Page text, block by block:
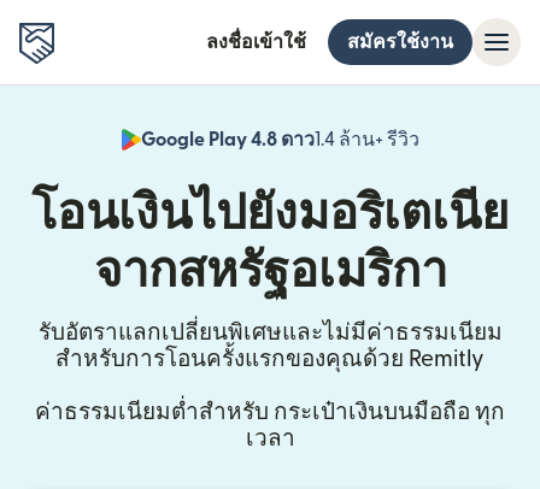
ลงชื่อเข้าใช้ สมัครใช้งาน
Google Play 4.8 ดาว1.4 ล้าน+ รีวิว
(เปิดในหน้าต่
โอนเงินไปยังมอริเตเนีย
จากสหรัฐอเมริกา
รับอัตราแลกเปลี่ยนพิเศษและไม่มีค่าธรรมเนียม
สำหรับการโอนครั้งแรกของคุณด้วย Remitly
ค่าธรรมเนียมต่ำสำหรับ กระเป๋าเงินบนมือถือ ทุก
เวลา